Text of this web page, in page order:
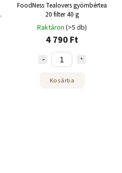
FoodNess Tealovers gyömbértea
20 filter 40 g
Raktáron (>5 db)
4 790 Ft
Kosárba